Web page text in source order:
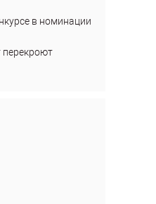
в номинации
перекроют